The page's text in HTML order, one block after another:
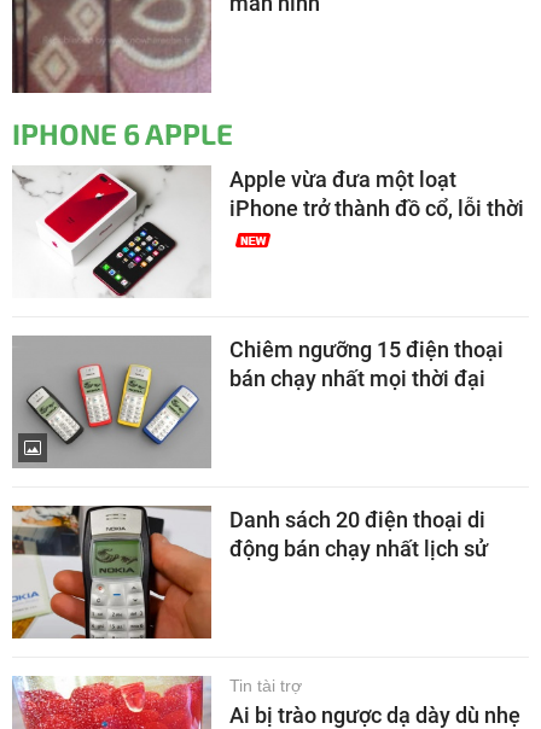
IPHONE 6 APPLE
Apple vừa đưa một loạt
iPhone trở thành đồ cổ, lỗi thời
Chiêm ngưỡng 15 điện thoại
bán chạy nhất mọi thời đại
Danh sách 20 điện thoại di
động bán chạy nhất lịch sử
Tin tài trợ
Ai bị trào ngược dạ dày dù nhẹ